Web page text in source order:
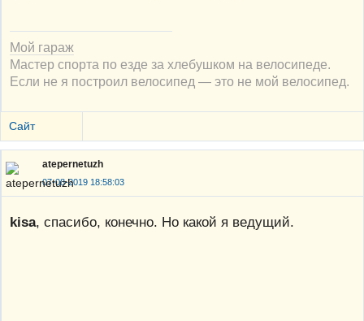
Мой гараж
Мастер спорта по езде за хлебушком на велосипеде.
Если не я построил велосипед — это не мой велосипед.
Сайт
atepernetuzh
07-08-2019 18:58:03
kisa, спасибо, конечно. Но какой я ведущий.